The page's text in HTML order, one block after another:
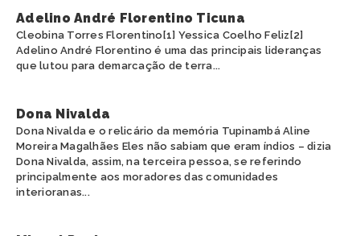
Adelino André Florentino Ticuna
Cleobina Torres Florentino[1] Yessica Coelho Feliz[2]
Adelino André Florentino é uma das principais lideranças
que lutou para demarcação de terra...
Dona Nivalda
Dona Nivalda e o relicário da memória Tupinambá Aline
Moreira Magalhães Eles não sabiam que eram índios – dizia
Dona Nivalda, assim, na terceira pessoa, se referindo
principalmente aos moradores das comunidades
interioranas...